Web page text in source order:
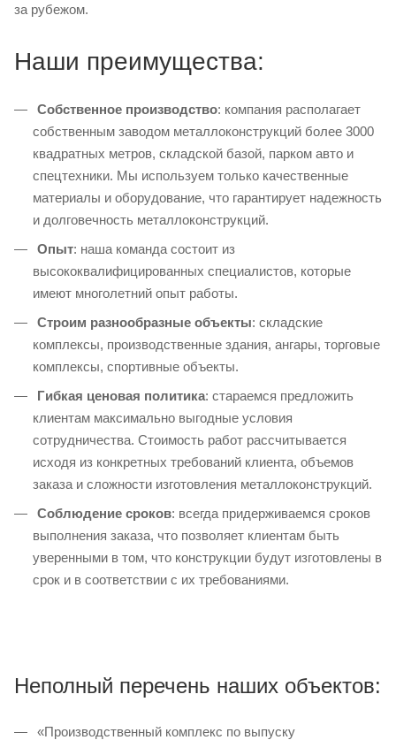
за рубежом.
Наши преимущества:
Собственное производство: компания располагает
собственным заводом металлоконструкций более 3000
квадратных метров, складской базой, парком авто и
спецтехники. Мы используем только качественные
материалы и оборудование, что гарантирует надежность
и долговечность металлоконструкций.
Опыт: наша команда состоит из
высококвалифицированных специалистов, которые
имеют многолетний опыт работы.
Строим разнообразные объекты: складские
комплексы, производственные здания, ангары, торговые
комплексы, спортивные объекты.
Гибкая ценовая политика: стараемся предложить
клиентам максимально выгодные условия
сотрудничества. Стоимость работ рассчитывается
исходя из конкретных требований клиента, объемов
заказа и сложности изготовления металлоконструкций.
Соблюдение сроков: всегда придерживаемся сроков
выполнения заказа, что позволяет клиентам быть
уверенными в том, что конструкции будут изготовлены в
срок и в соответствии с их требованиями.
Неполный перечень наших объектов:
«Производственный комплекс по выпуску